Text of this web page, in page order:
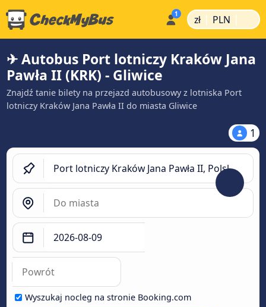
zł | PLN |
✈ Autobus Port lotniczy Kraków Jana
Pawła II (KRK) - Gliwice
Znajdź tanie bilety na przejazd autobusowy z lotniska Port
lotniczy Kraków Jana Pawła II do miasta Gliwice
1
Wyszukaj nocleg na stronie Booking.com